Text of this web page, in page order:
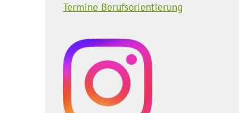
Termine Berufsorientierung